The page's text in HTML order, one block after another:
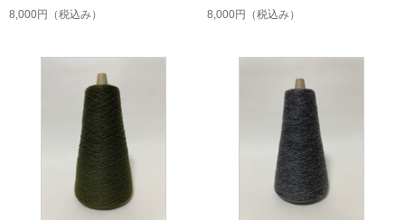
8,000円 （税込み） 8,000円 （税込み）